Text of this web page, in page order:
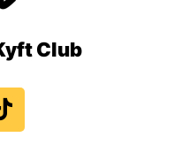
Club
i
k
t